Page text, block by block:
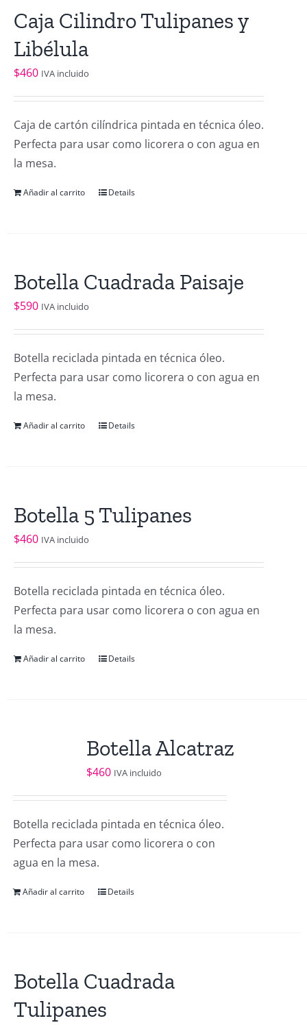
Caja Cilindro Tulipanes y
Libélula
$460 IVA incluido
Caja de cartón cilíndrica pintada en técnica óleo.
Perfecta para usar como licorera o con agua en
la mesa.
Añadir al carrito Details
Botella Cuadrada Paisaje
$590 IVA incluido
Botella reciclada pintada en técnica óleo.
Perfecta para usar como licorera o con agua en
la mesa.
Añadir al carrito Details
Botella 5 Tulipanes
$460 IVA incluido
Botella reciclada pintada en técnica óleo.
Perfecta para usar como licorera o con agua en
la mesa.
Añadir al carrito Details
Botella Alcatraz
$460 IVA incluido
Botella reciclada pintada en técnica óleo.
Perfecta para usar como licorera o con
agua en la mesa.
Añadir al carrito Details
Botella Cuadrada
Tulipanes